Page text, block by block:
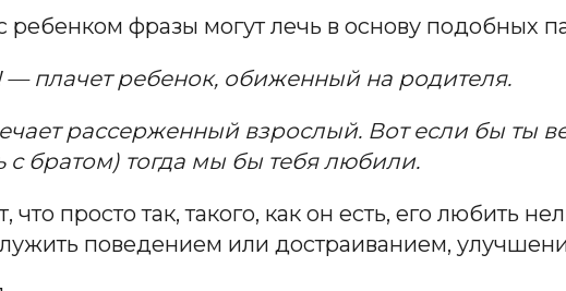
фразы могут лечь в основу подобных
плачет ребенок, обиженный на родителя.
рассерженный взрослый. Вот если бы ты
с братом) тогда мы бы тебя любили.
что просто так, такого, как он есть, его любить
поведением или достраиванием,